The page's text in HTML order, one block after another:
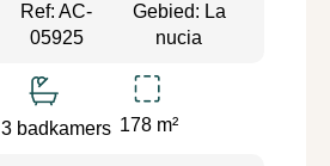
Ref: AC-
05925
Gebied: La
nucia
3 badkamers 178 m²